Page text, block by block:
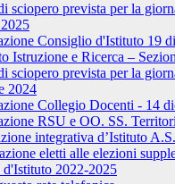
sciopero prevista per la
Consiglio d'Istituto 19
Istruzione e Ricerca –
sciopero prevista per la
2024
Collegio Docenti - 14
RSU e OO. SS.
integrativa d’Istituto
eletti alle elezioni
2022-2025